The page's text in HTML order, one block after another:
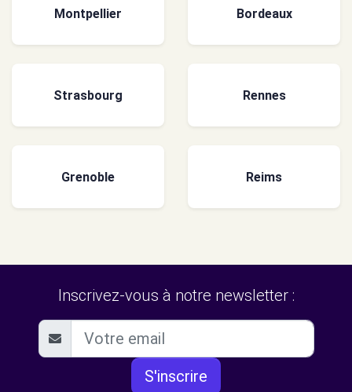
Montpellier Bordeaux
Strasbourg Rennes
Grenoble Reims
Inscrivez-vous à notre newsletter :
S'inscrire